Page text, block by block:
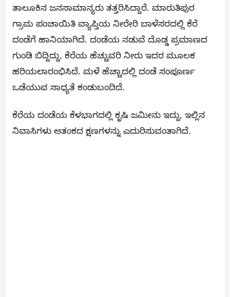
ತಾಲೂಕಿನ ಜನಸಾಮಾನ್ಯರು ತತ್ತರಿಸಿದ್ದಾರೆ. ಮಾರುತಿಪುರ
ಗ್ರಾಮ ಪಂಚಾಯಿತಿ ವ್ಯಾಪ್ತಿಯ ನೀರೇರಿ ಬಾಳೆಸರದಲ್ಲಿ ಕೆರೆ
ದಂಡೆಗೆ ಹಾನಿಯಾಗಿದೆ. ದಂಡೆಯ ನಡುವೆ ದೊಡ್ಡ ಪ್ರಮಾಣದ
ಗುಂಡಿ ಬಿದ್ದಿದ್ದು, ಕೆರೆಯ ಹೆಚ್ಚುವರಿ ನೀರು ಇದರ ಮೂಲಕ
ಹರಿಯಲಾರಂಭಿಸಿದೆ. ಮಳೆ ಹೆಚ್ಚಾದಲ್ಲಿ ದಂಡೆ ಸಂಪೂರ್ಣ
ಒಡೆಯುವ ಸಾಧ್ಯತೆ ಕಂಡುಬಂದಿದೆ.
ಕೆರೆಯ ದಂಡೆಯ ಕೆಳಭಾಗದಲ್ಲಿ ಕೃಷಿ ಜಮೀನು ಇದ್ದು, ಇಲ್ಲಿನ
ನಿವಾಸಿಗಳು ಆತಂಕದ ಕ್ಷಣಗಳನ್ನು ಎದುರಿಸುವಂತಾಗಿದೆ.